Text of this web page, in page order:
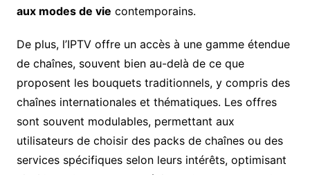
aux modes de vie contemporains.
De plus, l’IPTV offre un accès à une gamme étendue
de chaînes, souvent bien au-delà de ce que
proposent les bouquets traditionnels, y compris des
chaînes internationales et thématiques. Les offres
sont souvent modulables, permettant aux
utilisateurs de choisir des packs de chaînes ou des
services spécifiques selon leurs intérêts, optimisant